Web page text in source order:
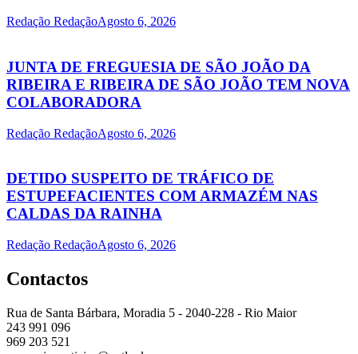
Redação RedaçãoAgosto 6, 2026
JUNTA DE FREGUESIA DE SÃO JOÃO DA
RIBEIRA E RIBEIRA DE SÃO JOÃO TEM NOVA
COLABORADORA
Redação RedaçãoAgosto 6, 2026
DETIDO SUSPEITO DE TRÁFICO DE
ESTUPEFACIENTES COM ARMAZÉM NAS
CALDAS DA RAINHA
Redação RedaçãoAgosto 6, 2026
Contactos
Rua de Santa Bárbara, Moradia 5 - 2040-228 - Rio Maior
243 991 096
969 203 521